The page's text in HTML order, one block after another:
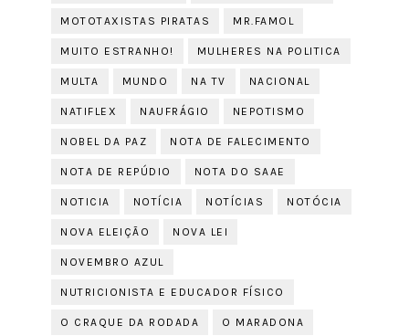
MOTOTAXISTAS PIRATAS MR.FAMOL
MUITO ESTRANHO! MULHERES NA POLITICA
MULTA MUNDO NA TV NACIONAL
NATIFLEX NAUFRÁGIO NEPOTISMO
NOBEL DA PAZ NOTA DE FALECIMENTO
NOTA DE REPÚDIO NOTA DO SAAE
NOTICIA NOTÍCIA NOTÍCIAS NOTÓCIA
NOVA ELEIÇÃO NOVA LEI
NOVEMBRO AZUL
NUTRICIONISTA E EDUCADOR FÍSICO
O CRAQUE DA RODADA O MARADONA